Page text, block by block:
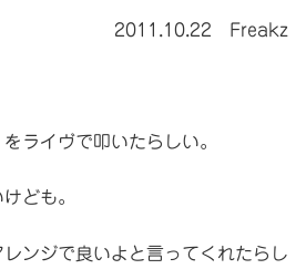
2011.10.22 Freakz
ライヴで叩いたらしい。
ども。
ンジで良いよと言ってくれたらし